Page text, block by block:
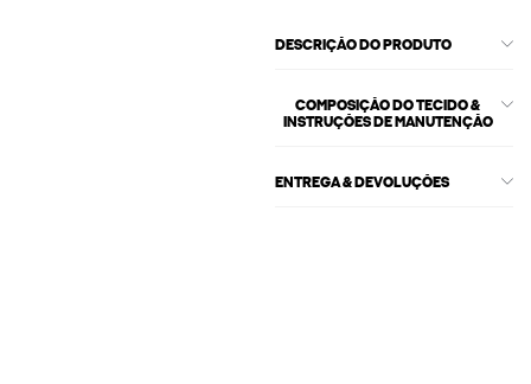
DESCRIÇÃO DO PRODUTO
COMPOSIÇÃO DO TECIDO &
INSTRUÇÕES DE MANUTENÇÃO
ENTREGA & DEVOLUÇÕES